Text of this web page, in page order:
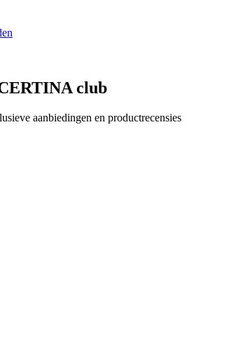
club
aanbiedingen en productrecensies